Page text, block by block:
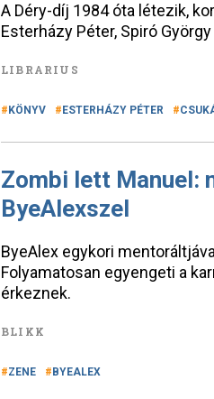
A Déry-díj 1984 óta létezik,
Esterházy Péter, Spiró
LIBRARIUS
KÖNYV ESTERHÁZY PÉTER
Zombi lett Manuel:
ByeAlexszel
ByeAlex egykori
Folyamatosan egyengeti a
érkeznek.
BLIKK
ZENE BYEALEX